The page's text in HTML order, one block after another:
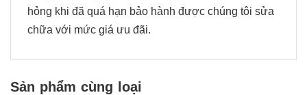
hỏng khi đã quá hạn bảo hành được chúng tôi sửa
chữa với mức giá ưu đãi.
Sản phẩm cùng loại